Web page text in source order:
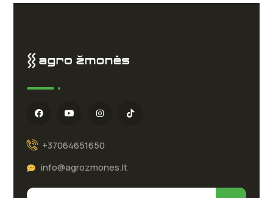
+37064651650
info@agrozmones.lt